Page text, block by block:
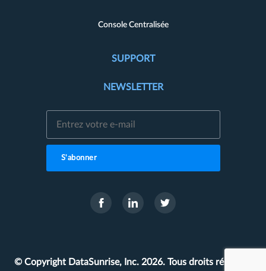
Console Centralisée
SUPPORT
NEWSLETTER
S'abonner
© Copyright DataSunrise, Inc. 2026. Tous droits réservés.